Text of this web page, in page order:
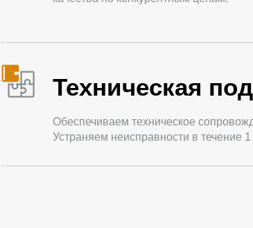
Техническая
Обеспечиваем техническое
Устраняем неисправности в течение